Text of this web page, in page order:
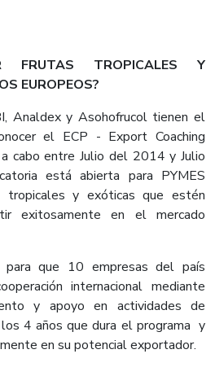
FRUTAS TROPICALES Y
EUROPEOS?
Analdex y Asohofrucol tienen el
el ECP - Export Coaching
cabo entre Julio del 2014 y Julio
está abierta para PYMES
tropicales y exóticas que estén
exitosamente en el mercado
que 10 empresas del país
internacional mediante
y apoyo en actividades de
4 años que dura el programa y
en su potencial exportador.